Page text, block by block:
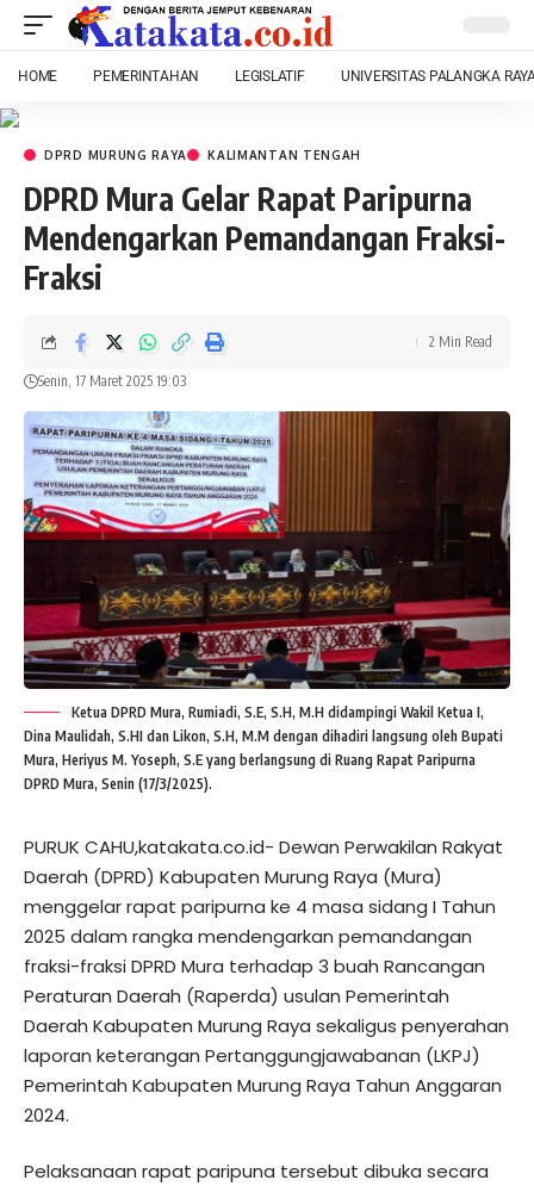
HOME PEMERINTAHAN LEGISLATIF UNIVERSITAS PALANGKA
DPRD MURUNG RAYA KALIMANTAN TENGAH
DPRD Mura Gelar Rapat Paripurna
Mendengarkan Pemandangan Fraksi-
Fraksi
Senin, 17 Maret 2025 19:03
2 Min Read
Ketua DPRD Mura, Rumiadi, S.E, S.H, M.H didampingi Wakil Ketua I,
Dina Maulidah, S.HI dan Likon, S.H, M.M dengan dihadiri langsung oleh Bupati
Mura, Heriyus M. Yoseph, S.E yang berlangsung di Ruang Rapat Paripurna
DPRD Mura, Senin (17/3/2025).
PURUK CAHU,katakata.co.id- Dewan Perwakilan Rakyat
Daerah (DPRD) Kabupaten Murung Raya (Mura)
menggelar rapat paripurna ke 4 masa sidang I Tahun
2025 dalam rangka mendengarkan pemandangan
fraksi-fraksi DPRD Mura terhadap 3 buah Rancangan
Peraturan Daerah (Raperda) usulan Pemerintah
Daerah Kabupaten Murung Raya sekaligus penyerahan
laporan keterangan Pertanggungjawabanan (LKPJ)
Pemerintah Kabupaten Murung Raya Tahun Anggaran
2024.
Pelaksanaan rapat paripuna tersebut dibuka secara